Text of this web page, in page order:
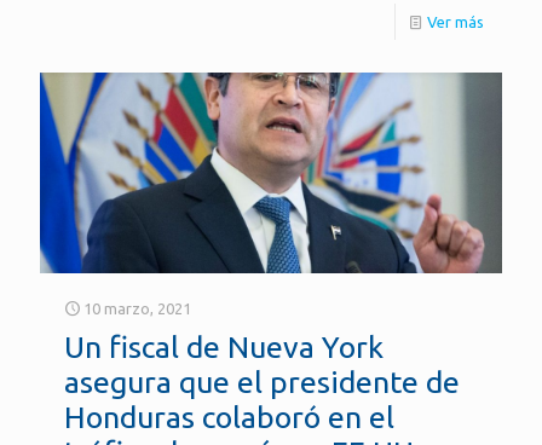
Ver más
10 marzo, 2021
Un fiscal de Nueva York
asegura que el presidente de
Honduras colaboró en el